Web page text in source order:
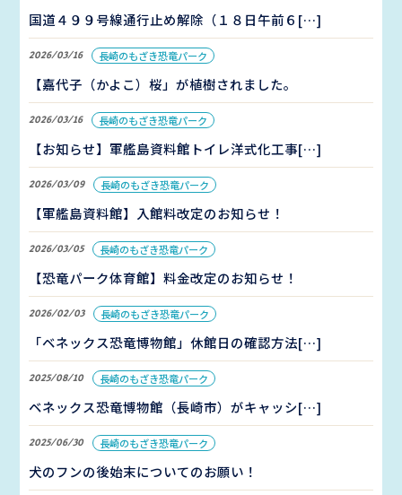
国道４９９号線通行止め解除（１８日午前６[…]
2026/03/16 長崎のもざき恐竜パーク
【嘉代子（かよこ）桜」が植樹されました。
2026/03/16 長崎のもざき恐竜パーク
【お知らせ】軍艦島資料館トイレ洋式化工事[…]
2026/03/09 長崎のもざき恐竜パーク
【軍艦島資料館】入館料改定のお知らせ！
2026/03/05 長崎のもざき恐竜パーク
【恐竜パーク体育館】料金改定のお知らせ！
2026/02/03 長崎のもざき恐竜パーク
「ベネックス恐竜博物館」休館日の確認方法[…]
2025/08/10 長崎のもざき恐竜パーク
ベネックス恐竜博物館（長崎市）がキャッシ[…]
2025/06/30 長崎のもざき恐竜パーク
犬のフンの後始末についてのお願い！